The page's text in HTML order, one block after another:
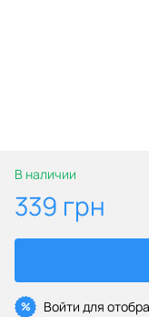
В наличии
339 грн
% Войти для